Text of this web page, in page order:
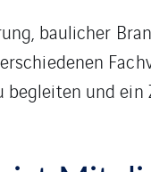
baulicher
und